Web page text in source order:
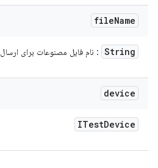
fileName
String : نام فایل مصنوعات برای ارسال
device
ITestDevice